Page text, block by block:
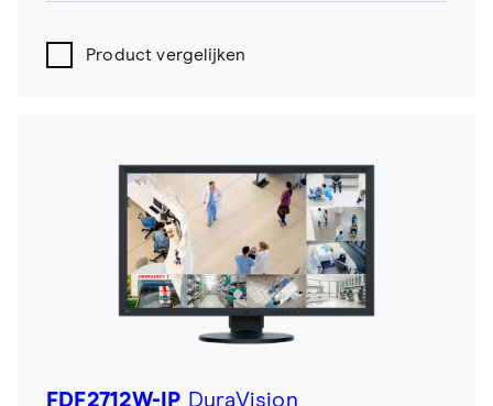
Product vergelijken
FDF2712W-IP DuraVision